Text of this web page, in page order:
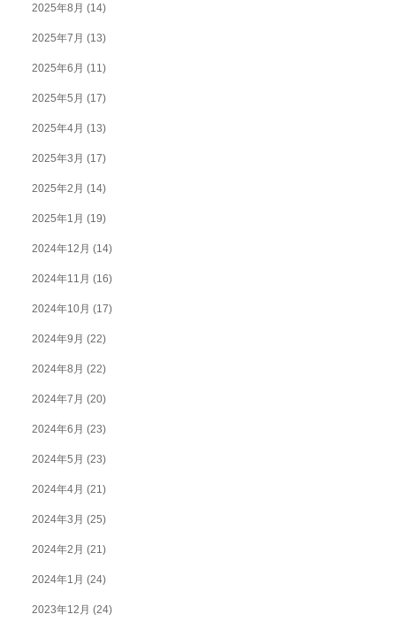
2025年8月 (14)
2025年7月 (13)
2025年6月 (11)
2025年5月 (17)
2025年4月 (13)
2025年3月 (17)
2025年2月 (14)
2025年1月 (19)
2024年12月 (14)
2024年11月 (16)
2024年10月 (17)
2024年9月 (22)
2024年8月 (22)
2024年7月 (20)
2024年6月 (23)
2024年5月 (23)
2024年4月 (21)
2024年3月 (25)
2024年2月 (21)
2024年1月 (24)
2023年12月 (24)